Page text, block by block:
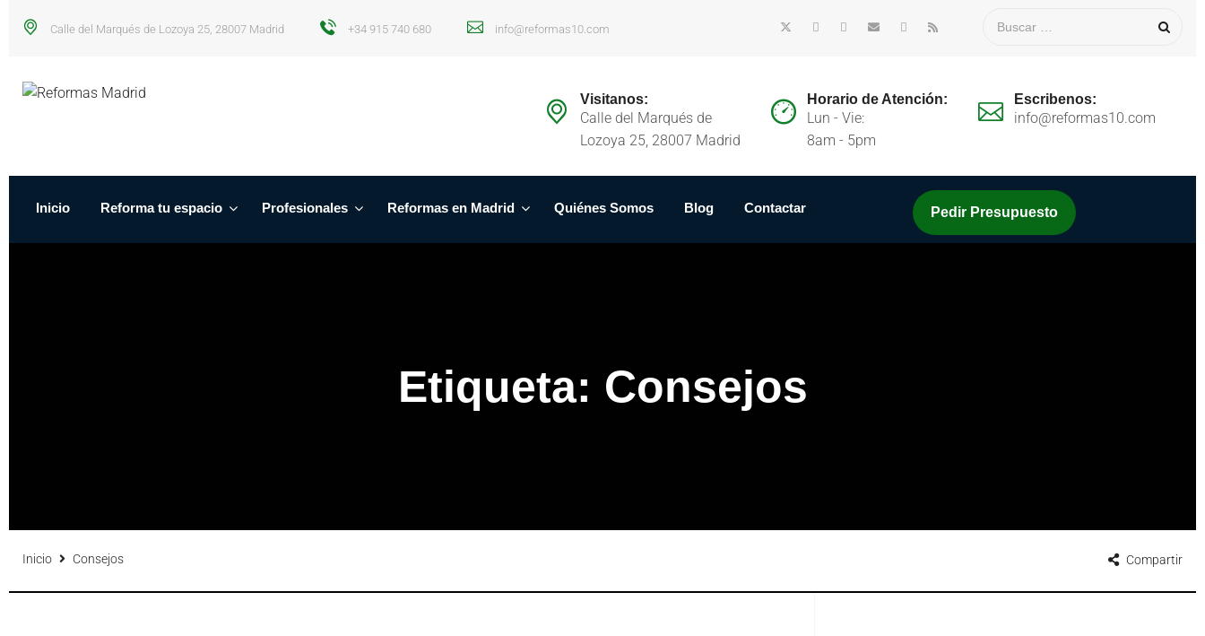
Calle del Marqués de Lozoya 25, 28007 Madrid +34 915 740 680 info@reformas10.com
Visitanos:
Calle del Marqués de
Lozoya 25, 28007 Madrid
Horario de Atención:
Lun - Vie:
8am - 5pm
Escribenos:
info@reformas10.com
Inicio Reforma tu espacio Profesionales Reformas en Madrid Quiénes Somos Blog Contactar Pedir Presupuesto
Etiqueta: Consejos
Inicio Consejos Compartir